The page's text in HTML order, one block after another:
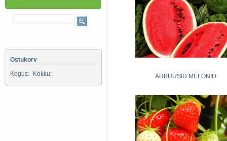
Ostukorv
Kogus:
Kokku: ARBUUSID MELONID